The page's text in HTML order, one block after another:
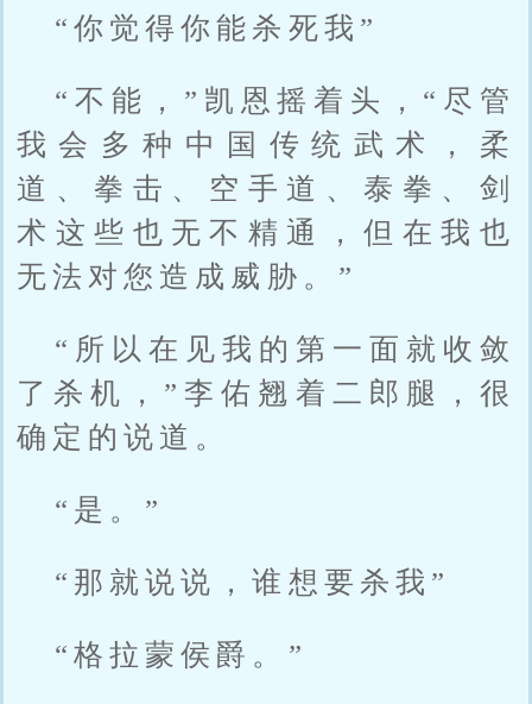
“你觉得你能杀死我”
“不能，”凯恩摇着头，“尽管
我会多种中国传统武术，柔
道、拳击、空手道、泰拳、剑
术这些也无不精通，但在我也
无法对您造成威胁。”
“所以在见我的第一面就收敛
了杀机，”李佑翘着二郎腿，很
确定的说道。
“是。”
“那就说说，谁想要杀我”
“格拉蒙侯爵。”